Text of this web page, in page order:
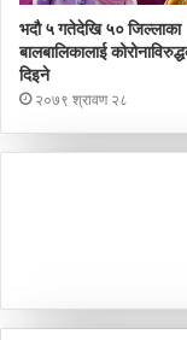
भदौ ५ गतेदेखि ५० जिल्लाका
बालबालिकालाई
दिइने
२०७९ श्रावण २८